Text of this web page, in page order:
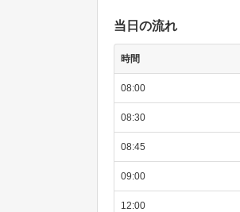
当日の流れ
時間
08:00
08:30
08:45
09:00
12:00